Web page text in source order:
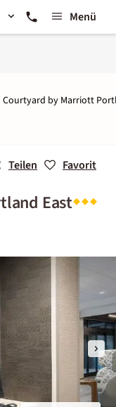
Menü
Courtyard by Marriott
Teilen Favorit
East